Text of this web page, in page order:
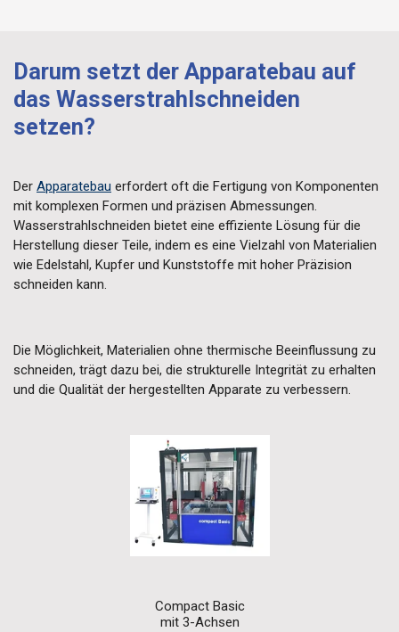
Darum setzt der Apparatebau auf
das Wasserstrahlschneiden
setzen?
Der Apparatebau erfordert oft die Fertigung von Komponenten
mit komplexen Formen und präzisen Abmessungen.
Wasserstrahlschneiden bietet eine effiziente Lösung für die
Herstellung dieser Teile, indem es eine Vielzahl von Materialien
wie Edelstahl, Kupfer und Kunststoffe mit hoher Präzision
schneiden kann.
Die Möglichkeit, Materialien ohne thermische Beeinflussung zu
schneiden, trägt dazu bei, die strukturelle Integrität zu erhalten
und die Qualität der hergestellten Apparate zu verbessern.
Compact Basic
mit 3-Achsen